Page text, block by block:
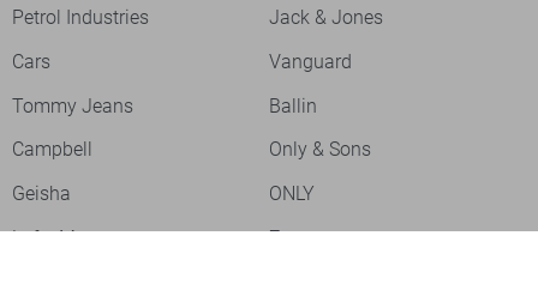
Petrol Industries
Jack & Jones
Cars
Vanguard
Tommy Jeans
Ballin
Campbell
Only & Sons
Geisha
ONLY
Lofty Manner
Zoso